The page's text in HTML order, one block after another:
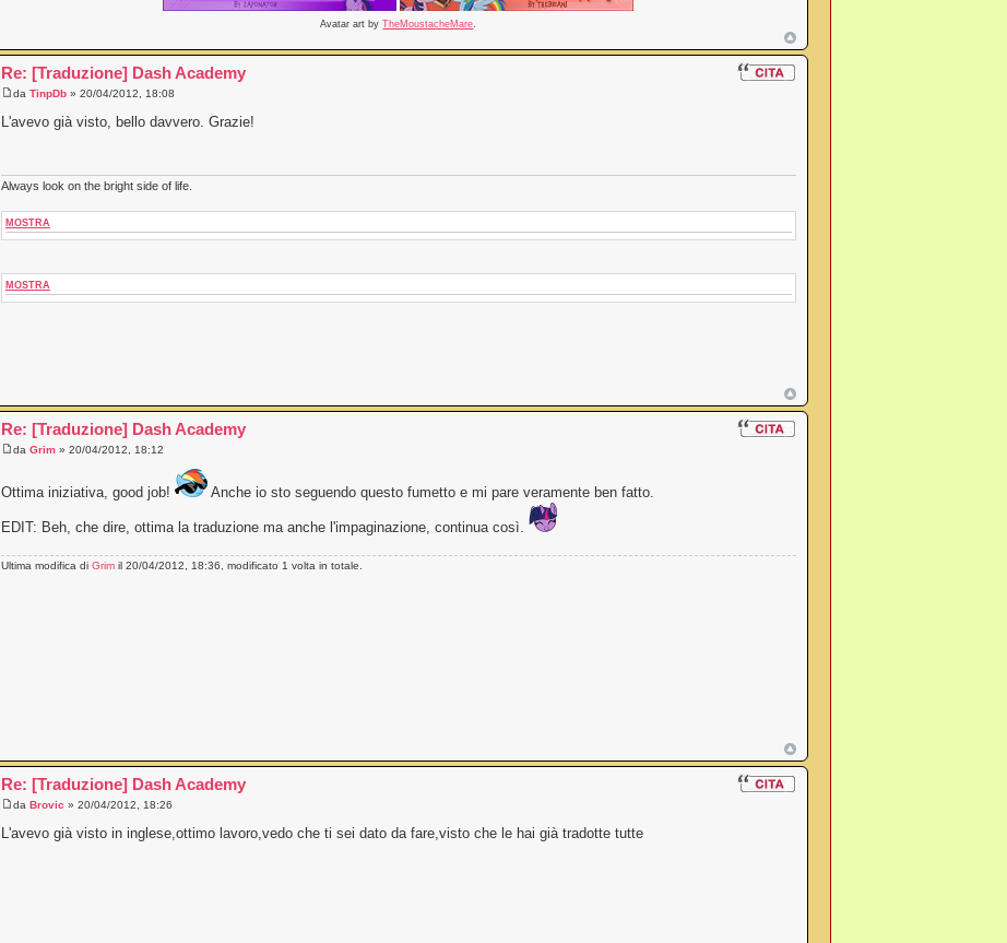
Avatar art byTheMoustacheMare
Re: [Traduzione] Dash Academy
da TinpDb» 20/04/2012, 18:08
L'avevo già visto, bello davvero. Grazie!
Always look on the bright side of life.
MOSTRA
MOSTRA
Re: [Traduzione] Dash Academy
da Grim» 20/04/2012, 18:12
Ottima iniziativa, good job! Anche io sto seguendo questo fumetto e mi pare veramente ben fatto.
EDIT: Beh, che dire, ottima la traduzione ma anche l'impaginazione, continua così.
Ultima modifica di Grimil 20/04/2012, 18:36, modificato 1 volta in totale.
Re: [Traduzione] Dash Academy
da Brovic » 20/04/2012, 18:26
L'avevo già visto in inglese,ottimo lavoro,vedo che ti sei dato da fare,visto che le hai già tradotte tutte